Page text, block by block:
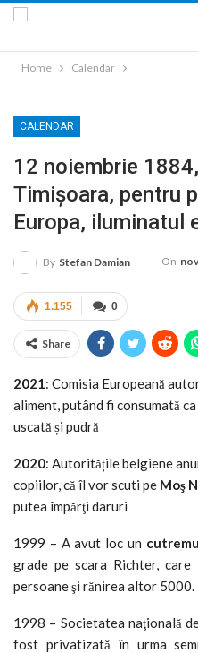
Home Calendar
CALENDAR
12 noiembrie
Timişoara, pentru
Europa, iluminatul
By Stefan Damian On
0
1.155
Share
2021: Comisia Europeană
aliment, putând fi consumată
uscată și pudră
2020: Autoritățile belgiene
copiilor, că îl vor scuti pe Moş
putea împărţi daruri
1999 – A avut loc un
grade pe scara Richter,
persoane şi rănirea altor 5000.
1998 – Societatea naţională
fost privatizată în urma